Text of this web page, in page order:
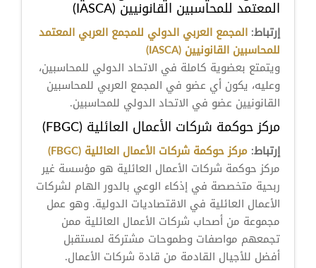
المعتمد للمحاسبين القانونيين (IASCA)
إرتباط: المجمع العربي الدولي للمجمع العربي المعتمد
للمحاسبين القانونيين (IASCA)
ويتمتع بعضوية كاملة في الاتحاد الدولي للمحاسبين،
وعليه، يكون أي عضو في المجمع العربي للمحاسبين
القانونيين عضو في الاتحاد الدولي للمحاسبين.
مركز حوكمة شركات الأعمال العائلية (FBGC)
إرتباط: مركز حوكمة شركات الأعمال العائلية (FBGC)
مركز حوكمة شركات الأعمال العائلية هو مؤسسة غير
ربحية متخصصة في إذكاء الوعي بالدور الهام لشركات
الأعمال العائلية في الاقتصاديات الدولية. وهو عمل
مجموعة من أصحاب شركات الأعمال العائلية ممن
تجمعهم مواصفات وطموحات مشتركة لمستقبل
أفضل للأجيال القادمة من قادة شركات الأعمال.